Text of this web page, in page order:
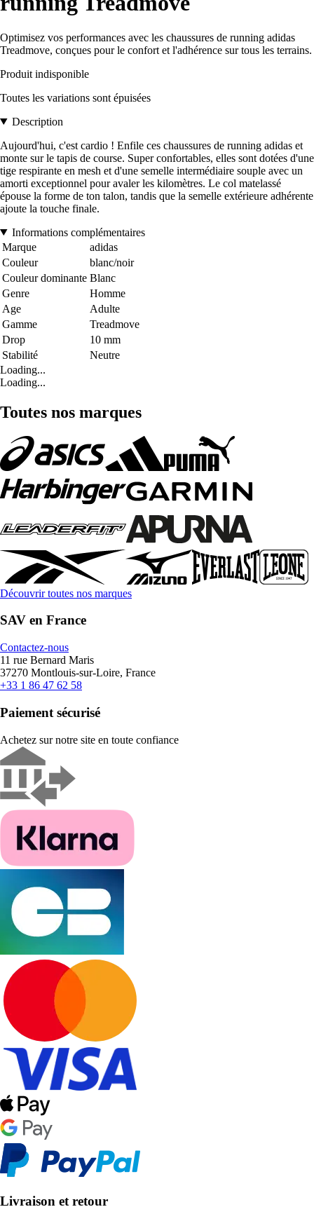
Optimisez vos performances avec les chaussures de running adidas
Treadmove, conçues pour le confort et l'adhérence sur tous les terrains.
Produit indisponible
Toutes les variations sont épuisées
Description
Aujourd'hui, c'est cardio ! Enfile ces chaussures de running adidas et
monte sur le tapis de course. Super confortables, elles sont dotées d'une
tige respirante en mesh et d'une semelle intermédiaire souple avec un
amorti exceptionnel pour avaler les kilomètres. Le col matelassé
épouse la forme de ton talon, tandis que la semelle extérieure adhérente
ajoute la touche finale.
Informations complémentaires
Marque
adidas
Couleur
blanc/noir
Couleur dominante Blanc
Genre
Homme
Age
Adulte
Gamme
Treadmove
Drop
10 mm
Stabilité
Neutre
Loading...
Loading...
Toutes nos marques
Découvrir toutes nos marques
SAV en France
Contactez-nous
11 rue Bernard Maris
37270 Montlouis-sur-Loire, France
+33 1 86 47 62 58
Paiement sécurisé
Achetez sur notre site en toute confiance
Livraison et retour